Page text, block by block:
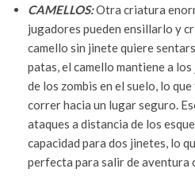
CAMELLOS:Otra criatura
jugadores pueden ensillarlo y
camello sin jinete quiere
patas, el camello mantiene a
de los zombis en el suelo, lo
correr hacia un lugar seguro.
ataques a distancia de los
capacidad para dos jinetes, lo
perfecta para salir de aventura